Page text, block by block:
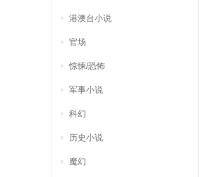
港澳台小说
官场
惊悚/恐怖
军事小说
科幻
历史小说
魔幻